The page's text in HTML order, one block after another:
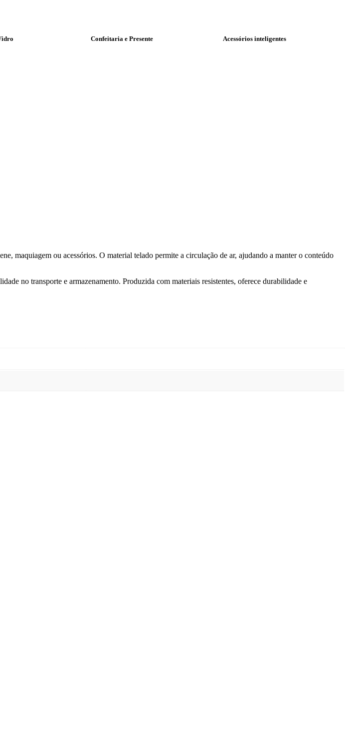
Confeitaria e Presente Acessórios inteligentes
maquiagem ou acessórios. O material telado permite a circulação de ar, ajudando a manter o conteúdo
no transporte e armazenamento. Produzida com materiais resistentes, oferece durabilidade e